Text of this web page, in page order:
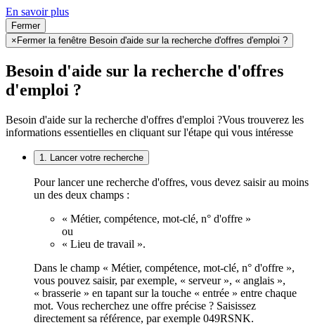
En savoir plus
Fermer
× Fermer la fenêtre Besoin d'aide sur la recherche d'offres d'emploi ?
Besoin d'aide sur la recherche d'offres
d'emploi ?
Besoin d'aide sur la recherche d'offres d'emploi ?Vous trouverez les
informations essentielles en cliquant sur l'étape qui vous intéresse
1. Lancer votre recherche
Pour lancer une recherche d'offres, vous devez saisir au moins
un des deux champs :
« Métier, compétence, mot-clé, n° d'offre »
ou
« Lieu de travail ».
Dans le champ « Métier, compétence, mot-clé, n° d'offre »,
vous pouvez saisir, par exemple, « serveur », « anglais »,
« brasserie » en tapant sur la touche « entrée » entre chaque
mot. Vous recherchez une offre précise ? Saisissez
directement sa référence, par exemple 049RSNK.